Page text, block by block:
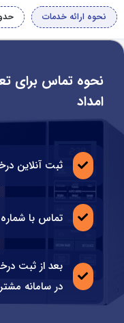
نحوه ارائه خدمات
نحوه تماس برای
امداد
ثبت آنلاین
تماس با
بعد از ثبت
در سامانه